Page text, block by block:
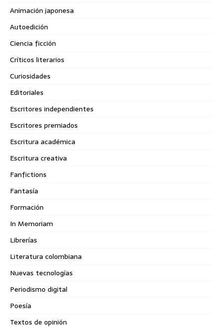
Animación japonesa
Autoedición
Ciencia ficción
Críticos literarios
Curiosidades
Editoriales
Escritores independientes
Escritores premiados
Escritura académica
Escritura creativa
Fanfictions
Fantasía
Formación
In Memoriam
Librerías
Literatura colombiana
Nuevas tecnologías
Periodismo digital
Poesía
Textos de opinión